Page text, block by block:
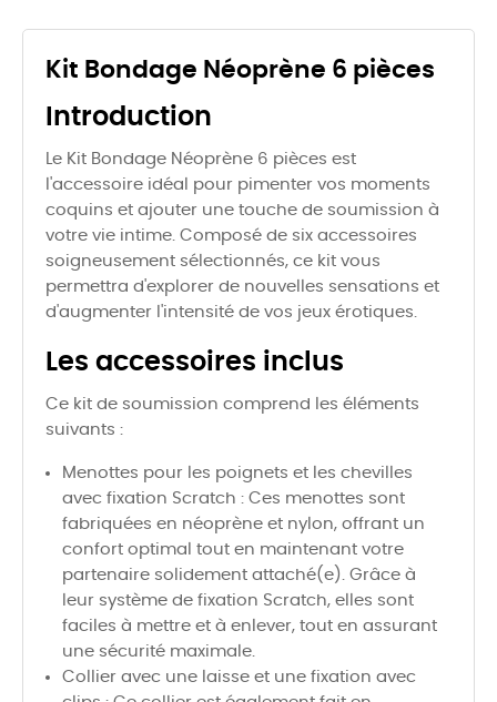
Kit Bondage Néoprène 6 pièces
Introduction
Le Kit Bondage Néoprène 6 pièces est
l'accessoire idéal pour pimenter vos moments
coquins et ajouter une touche de soumission à
votre vie intime. Composé de six accessoires
soigneusement sélectionnés, ce kit vous
permettra d'explorer de nouvelles sensations et
d'augmenter l'intensité de vos jeux érotiques.
Les accessoires inclus
Ce kit de soumission comprend les éléments
suivants :
Menottes pour les poignets et les chevilles
avec fixation Scratch : Ces menottes sont
fabriquées en néoprène et nylon, offrant un
confort optimal tout en maintenant votre
partenaire solidement attaché(e). Grâce à
leur système de fixation Scratch, elles sont
faciles à mettre et à enlever, tout en assurant
une sécurité maximale.
Collier avec une laisse et une fixation avec